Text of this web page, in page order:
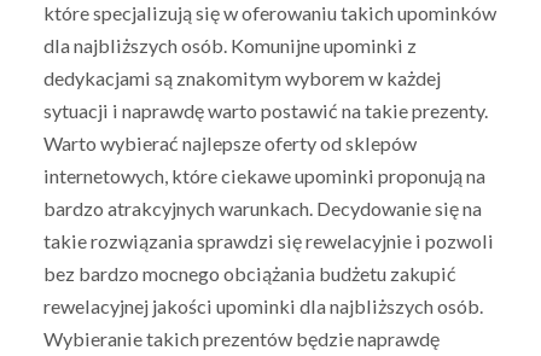
które specjalizują się w oferowaniu takich upominków
dla najbliższych osób. Komunijne upominki z
dedykacjami są znakomitym wyborem w każdej
sytuacji i naprawdę warto postawić na takie prezenty.
Warto wybierać najlepsze oferty od sklepów
internetowych, które ciekawe upominki proponują na
bardzo atrakcyjnych warunkach. Decydowanie się na
takie rozwiązania sprawdzi się rewelacyjnie i pozwoli
bez bardzo mocnego obciążania budżetu zakupić
rewelacyjnej jakości upominki dla najbliższych osób.
Wybieranie takich prezentów będzie naprawdę